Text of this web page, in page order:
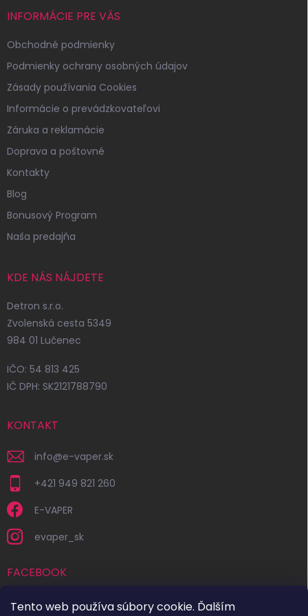
Tento web používa súbory cookie. Ďalším
INFORMÁCIE PRE VÁS
Obchodné podmienky
Podmienky ochrany osobných údajov
Zásady používania Cookies
Informácie o prevádzkovateľovi
Záruka a reklamácie
Doprava a poštovné
Kontakty
Blog
Bonusový Program
Naša predajňa
KDE NÁS NÁJDETE
Detron s.r.o.
Zvolenská cesta 5349
984 01 Lučenec
IČO: 54 813 425
IČ DPH: SK2121788790
KONTAKT
info@e-vaper.sk
+421 949 821 260
E-VAPER
evaper_sk
FACEBOOK